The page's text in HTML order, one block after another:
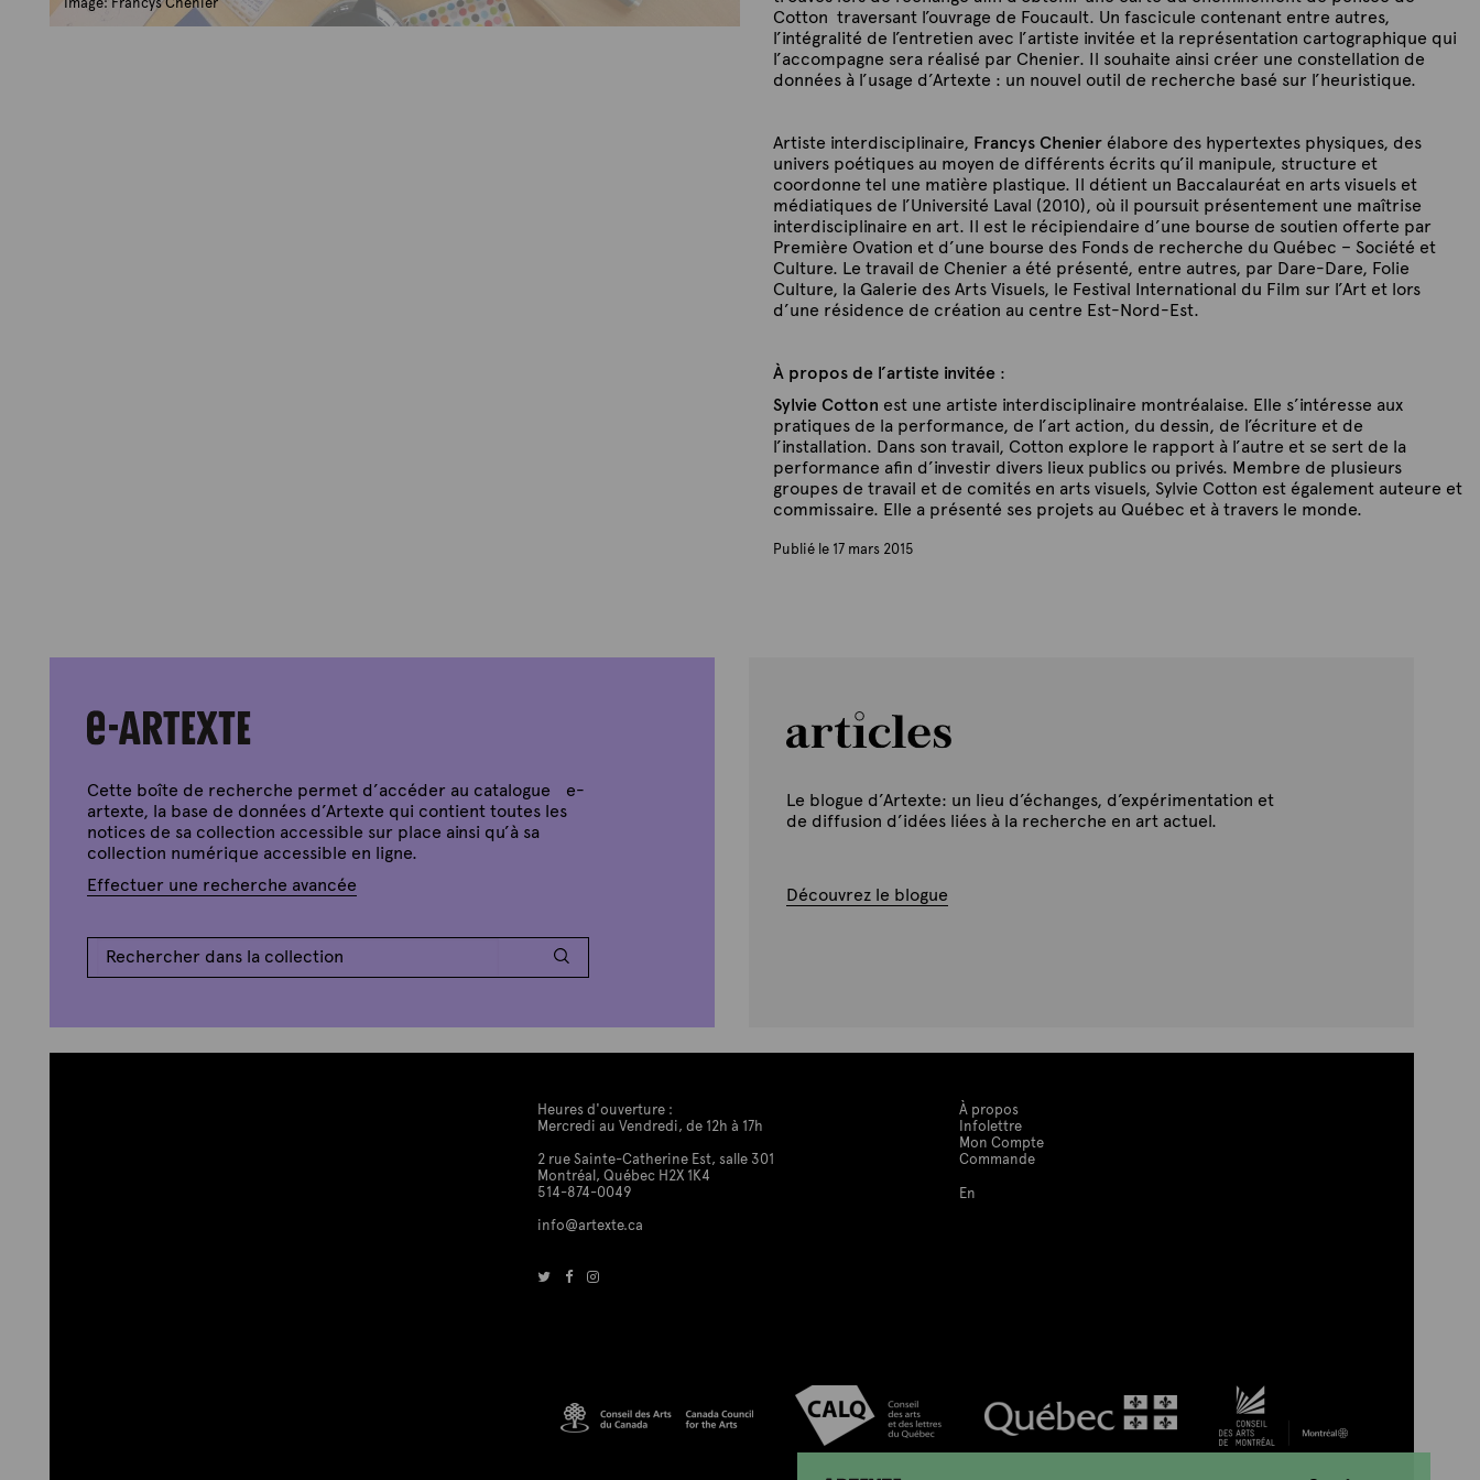
Image: Francys Chenier
Cotton traversant l’ouvrage de Foucault. Un fascicule contenant entre autres,
l’intégralité de l’entretien avec l’artiste invitée et la représentation cartographique qui
l’accompagne sera réalisé par Chenier. Il souhaite ainsi créer une constellation de
données à l’usage d’Artexte : un nouvel outil de recherche basé sur l’heuristique.
Artiste interdisciplinaire, Francys Chenier élabore des hypertextes physiques, des
univers poétiques au moyen de différents écrits qu’il manipule, structure et
coordonne tel une matière plastique. Il détient un Baccalauréat en arts visuels et
médiatiques de l’Université Laval (2010), où il poursuit présentement une maîtrise
interdisciplinaire en art. Il est le récipiendaire d’une bourse de soutien offerte par
Première Ovation et d’une bourse des Fonds de recherche du Québec – Société et
Culture. Le travail de Chenier a été présenté, entre autres, par Dare-Dare, Folie
Culture, la Galerie des Arts Visuels, le Festival International du Film sur l’Art et lors
d’une résidence de création au centre Est-Nord-Est.
À propos de l’artiste invitée :
Sylvie Cotton est une artiste interdisciplinaire montréalaise. Elle s’intéresse aux
pratiques de la performance, de l’art action, du dessin, de l’écriture et de
l’installation. Dans son travail, Cotton explore le rapport à l’autre et se sert de la
performance afin d’investir divers lieux publics ou privés. Membre de plusieurs
groupes de travail et de comités en arts visuels, Sylvie Cotton est également auteure et
commissaire. Elle a présenté ses projets au Québec et à travers le monde.
Publié le 17 mars 2015
Cette boîte de recherche permet d’accéder au catalogue e-
artexte, la base de données d’Artexte qui contient toutes les
notices de sa collection accessible sur place ainsi qu’à sa
collection numérique accessible en ligne.
Effectuer une recherche avancée
Le blogue d’Artexte: un lieu d’échanges, d’expérimentation et
de diffusion d’idées liées à la recherche en art actuel.
Découvrez le blogue
Heures d'ouverture :
Mercredi au Vendredi, de 12h à 17h
2 rue Sainte-Catherine Est, salle 301
Montréal, Québec H2X 1K4
514-874-0049
info@artexte.ca
À propos
Infolettre
Mon Compte
Commande
En